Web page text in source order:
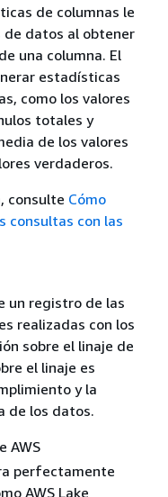
de columnas le
de datos al obtener
una columna. El
estadísticas
como los valores
totales y
de los valores
verdaderos.
consulte Cómo
consultas con las
un registro de las
realizadas con los
sobre el linaje de
el linaje es
y la
de los datos.
AWS
perfectamente
AWS Lake